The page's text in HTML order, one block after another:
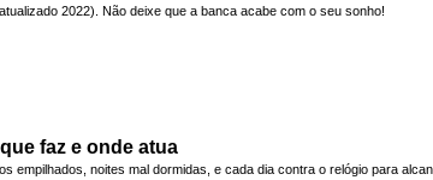
2022). Não deixe que a banca acabe com o seu sonho!
faz e onde atua
empilhados, noites mal dormidas, e cada dia contra o relógio para